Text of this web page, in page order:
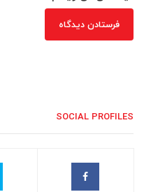
SOCIAL PROFILES